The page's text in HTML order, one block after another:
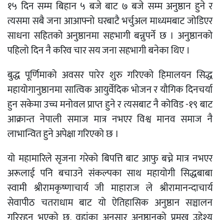
१५ दिन सम्म बिहान ५ बजे बाट ७ बजे सम्म अनुष्ठान हुने र
त्यसमा सबै जना आआफ्नो घरबाटै भर्चुअल माध्यमबाट जोडिएर
साधना सहितको अनुष्ठानमा सहभागी बन्नुपर्ने छ । अनुष्ठानको
पहिलो दिन नै करिव चार सय जना सहभागी बनेका थिए ।
बुद्ध पूर्णिमाको अवसर पारेर शुरु गरिएको हिमालयन सिद्ध
महायोगानुष्ठानमा सात्विक आयुर्वेदिक भोजन र यौगिक दिनचर्या
हुन सकेमा उच्च मनोवल प्राप्त हुने र त्यसबाट नै कोविड -१९ बाट
आक्रान्त नेपाली समाज मात्र नभएर विश्व मानव समाज नै
लाभान्वित हुने अपेक्षा गरिएको छ ।
यो महामारिले सृजना गरेको बिपत्ति बाट आफु बच्ने मात्र नभएर
अरूलाई पनि बचाउने संकल्पका साथ महायोगी सिद्धबाबा
स्वामी श्रीरामकृष्णाचार्य जी माहाराज ले श्रीरामानन्दाचार्य
सेवापीठ चतराधाम बाट यो ऐतिहासिक अनुष्ठान सञ्चालन